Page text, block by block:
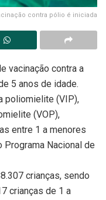
contra pólio é iniciada
vacinação contra a
5 anos de idade.
poliomielite (VIP),
(VOP),
entre 1 a menores
Nacional de
crianças, sendo
crianças de 1 a